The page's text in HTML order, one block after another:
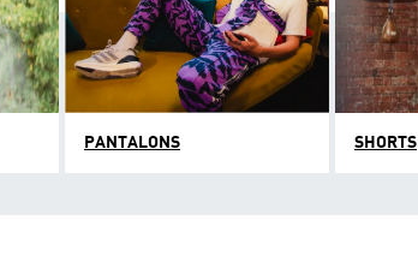
PANTALONS SHORTS